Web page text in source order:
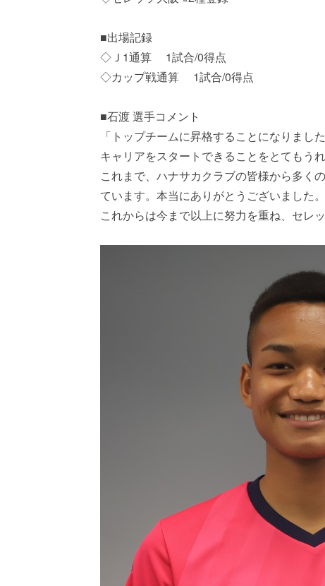
■出場記録
◇Ｊ1通算 1試合/0得点
◇カップ戦通算 1試合/0得点
■石渡 選手コメント
「トップチームに昇格することになりま
キャリアをスタートできることをとてもうれ
これまで、ハナサカクラブの皆様から多く
ています。本当にありがとうございました。
これからは今まで以上に努力を重ね、セレ